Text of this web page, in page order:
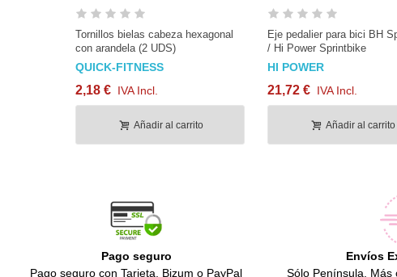
Tornillos bielas cabeza hexagonal
con arandela (2 UDS)
QUICK-FITNESS
2,18 € IVA Incl.
Añadir al carrito
Eje pedalier para bici BH
/ Hi Power Sprintbike
HI POWER
21,72 € IVA Incl.
Añadir al carrito
Pago seguro
Pago seguro con Tarjeta, Bizum o PayPal
Envíos
Sólo Península.
Más